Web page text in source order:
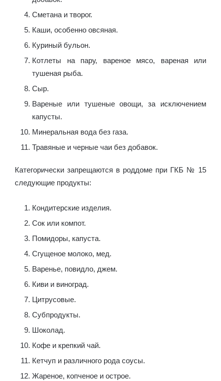
Сметана и творог.
Каши, особенно овсяная.
Куриный бульон.
Котлеты на пару, вареное мясо, вареная или
тушеная рыба.
Сыр.
Вареные или тушеные овощи, за исключением
капусты.
Минеральная вода без газа.
Травяные и черные чаи без добавок.
Категорически запрещаются в роддоме при ГКБ № 15
следующие продукты:
Кондитерские изделия.
Сок или компот.
Помидоры, капуста.
Сгущеное молоко, мед.
Варенье, повидло, джем.
Киви и виноград.
Цитрусовые.
Субпродукты.
Шоколад.
Кофе и крепкий чай.
Кетчуп и различного рода соусы.
Жареное, копченое и острое.